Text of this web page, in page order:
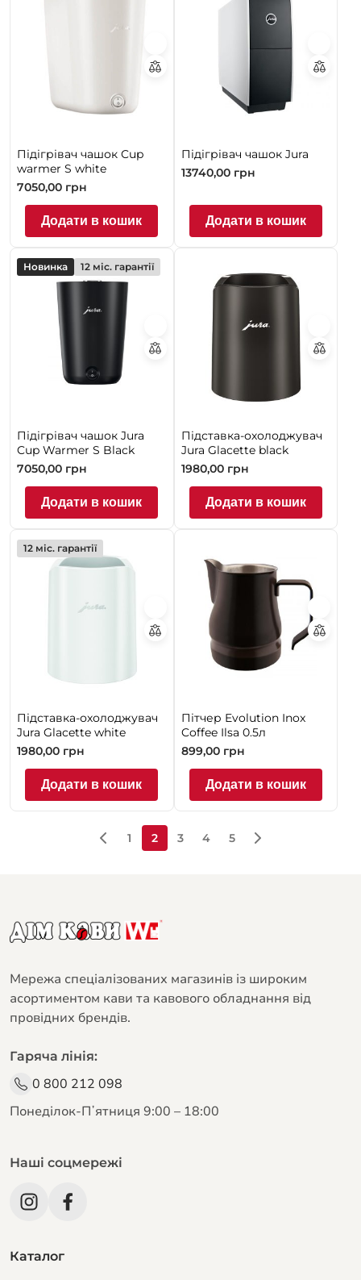
Підігрівач чашок Cup
warmer S white
7050,00 грн
Додати в кошик
Підігрівач чашок Jura
13740,00 грн
Додати в кошик
Новинка 12 міс. гарантії
Підігрівач чашок Jura
Cup Warmer S Black
7050,00 грн
Додати в кошик
Підставка-охолоджувач
Jura Glacette black
1980,00 грн
Додати в кошик
12 міс. гарантії
Підставка-охолоджувач
Jura Glacette white
1980,00 грн
Додати в кошик
Пітчер Evolution Inox
Coffee Ilsa 0.5л
899,00 грн
Додати в кошик
1 2 3 4 5
Мережа спеціалізованих магазинів із широким
асортиментом кави та кавового обладнання від
провідних брендів.
Гаряча лінія:
0 800 212 098
Понеділок-Пʼятниця 9:00 – 18:00
Наші соцмережі
Каталог